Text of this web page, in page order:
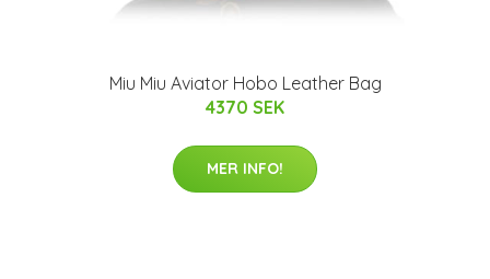
Miu Miu Aviator Hobo Leather Bag
4370 SEK
MER INFO!